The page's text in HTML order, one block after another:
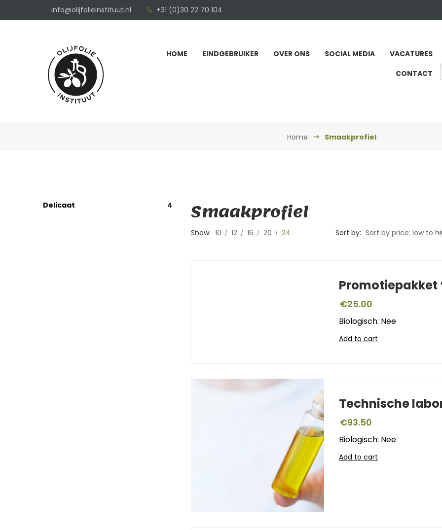
info@olijfolieinstituut.nl +31 (0)30 22 70 104
HOME EINDGEBRUIKER OVER ONS SOCIAL MEDIA
VACATURES
CONTACT
Home Smaakprofiel
Delicaat 4 Smaakprofiel
Show: 10 12 16 20 24 Sort by: Sort by price: low to
Promotiepakket
€25.00
Biologisch: Nee
Add to cart
Technische
€93.50
Biologisch: Nee
Add to cart